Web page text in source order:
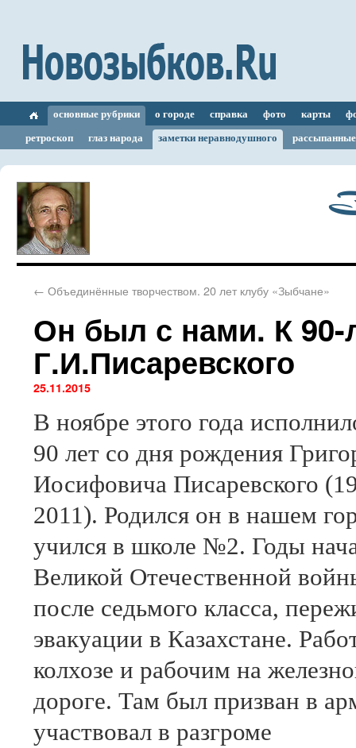
основные рубрики о городе справка фото карты
ретроскоп
глаз народа заметки неравнодушного
← Объединённые творчеством. 20 лет клубу «Зыбчане»
Он был с нами. К
Г.И.Писаревского
25.11.2015
В ноябре этого года
90 лет со дня рождения
Иосифовича Писаревского
2011). Родился он в нашем
учился в школе №2. Годы
Великой Отечественной
после седьмого класса,
эвакуации в Казахстане.
колхозе и рабочим на
дороге. Там был призван в
участвовал в разгроме